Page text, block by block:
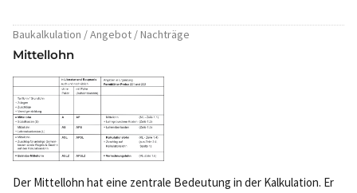
Baukalkulation / Angebot / Nachträge
Mittellohn
Der Mittellohn hat eine zentrale Bedeutung in der Kalkulation. Er